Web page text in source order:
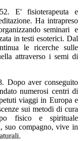
E' fisioterapeuta e
Ha intrapreso
seminari e
in testi esoterici. Dal
le ricerche sulle
attraverso i semi di
Dopo aver conseguito
numerosi centri di
viaggi in Europa e
sui metodi di cura
fisico e spirituale
suo compagno, vive in